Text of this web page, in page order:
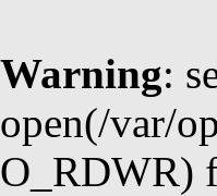
Warning:
open(/var/
O_RDWR)